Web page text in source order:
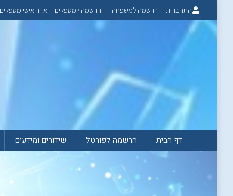
התחברות הרשמה למשפחה הרשמה למטפלים אזור אישי מטפלים
דף הבית הרשמה לפורטל שידורים ומידעים